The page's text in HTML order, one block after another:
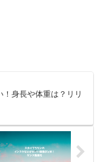
！身長や体重は？リリ